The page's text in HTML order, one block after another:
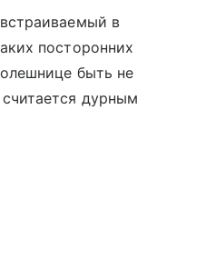
в
посторонних
быть не
дурным